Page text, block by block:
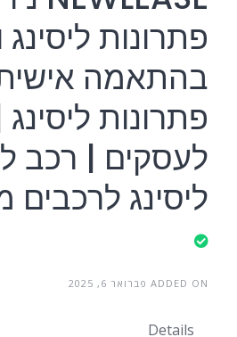
פתרונות ליסינג
בהתאמה
פתרונות ליסינג
לעסקים | רכב
ליסינג לרכבים
ADDED ON פברואר 6, 2025
Details